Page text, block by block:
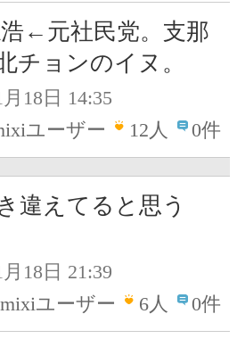
←元社民党。支那
チョンのイヌ。
18日 14:35
ユーザー
12人 0件
違えてると思う
18日 21:39
mixiユーザー
6人 0件